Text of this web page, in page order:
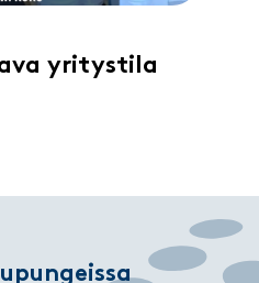
yritystila